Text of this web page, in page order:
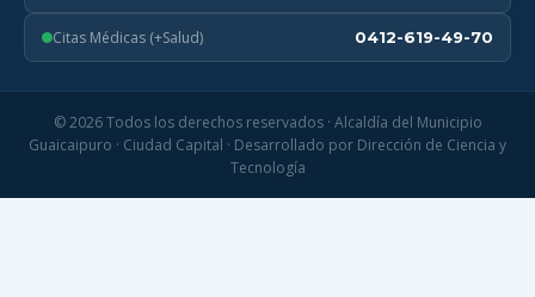
Citas Médicas (+Salud) 0412-619-49-70
© 2026 Todos los derechos reservados · Alcaldía del Municipio
Guaicaipuro · Ciudad Capital · Desarrollado por Dirección de Ciencia y
Tecnología